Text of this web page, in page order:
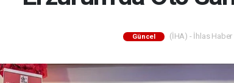
Güncel (İHA) - İhlas Haber